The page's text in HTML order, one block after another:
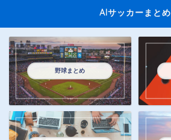
AIサッカーまとめ
野球まとめ